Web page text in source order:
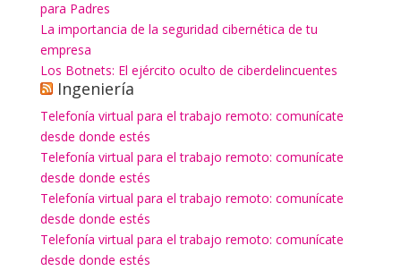
para Padres
La importancia de la seguridad cibernética de tu
empresa
Los Botnets: El ejército oculto de ciberdelincuentes
Ingeniería
Telefonía virtual para el trabajo remoto: comunícate
desde donde estés
Telefonía virtual para el trabajo remoto: comunícate
desde donde estés
Telefonía virtual para el trabajo remoto: comunícate
desde donde estés
Telefonía virtual para el trabajo remoto: comunícate
desde donde estés